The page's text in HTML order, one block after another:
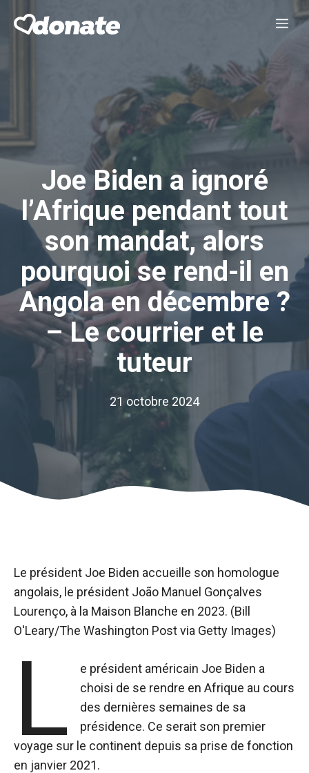
Joe Biden a ignoré
l’Afrique pendant tout
son mandat, alors
pourquoi se rend-il en
Angola en décembre ?
– Le courrier et le
tuteur
21 octobre 2024
Le président Joe Biden accueille son homologue
angolais, le président João Manuel Gonçalves
Lourenço, à la Maison Blanche en 2023. (Bill
O'Leary/The Washington Post via Getty Images)
L
e président américain Joe Biden a
choisi de se rendre en Afrique au cours
des dernières semaines de sa
présidence. Ce serait son premier
voyage sur le continent depuis sa prise de fonction
en janvier 2021.